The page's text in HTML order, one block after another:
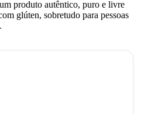
produto autêntico, puro e livre
glúten, sobretudo para pessoas